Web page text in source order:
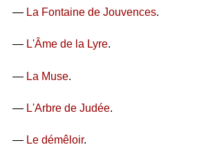
— La Fontaine de Jouvences.
— L'Âme de la Lyre.
— La Muse.
— L'Arbre de Judée.
— Le démêloir.